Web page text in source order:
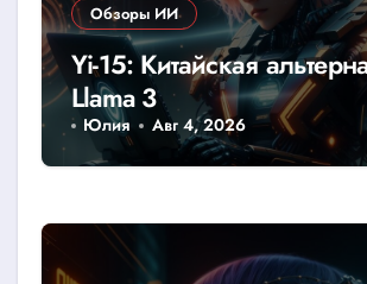
Обзоры ИИ
Yi-15: Китайская
Llama 3
Юлия Авг 4, 2026